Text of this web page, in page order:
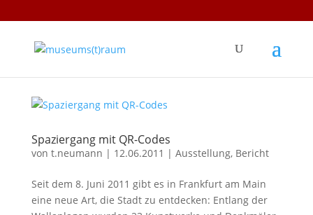
Spaziergang mit QR-Codes
von t.neumann | 12.06.2011 | Ausstellung, Bericht
Seit dem 8. Juni 2011 gibt es in Frankfurt am Main
eine neue Art, die Stadt zu entdecken: Entlang der